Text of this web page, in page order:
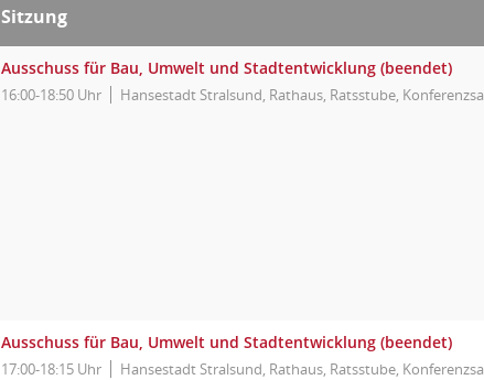
Sitzung
Ausschuss für Bau, Umwelt und Stadtentwicklung (beendet)
16:00-18:50 Uhr Hansestadt Stralsund, Rathaus, Ratsstube,
Ausschuss für Bau, Umwelt und Stadtentwicklung (beendet)
17:00-18:15 Uhr Hansestadt Stralsund, Rathaus, Ratsstube,